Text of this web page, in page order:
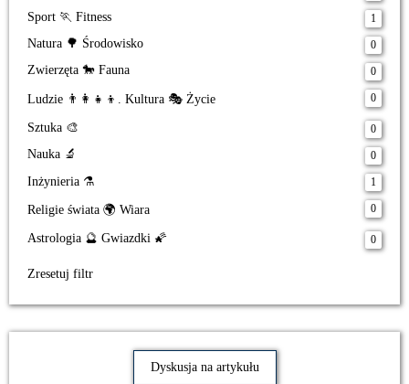
Sport 🏃 Fitness 1
Natura 🌳 Środowisko 0
Zwierzęta 🐎 Fauna 0
Ludzie 👨‍👩‍👧‍👦. Kultura 🎭 Życie 0
Sztuka 🎨 0
Nauka 🔬 0
Inżynieria ⚗️ 1
Religie świata 🌍 Wiara 0
Astrologia 🔮 Gwiazdki 🌠 0
Zresetuj filtr
Dyskusja na artykułu